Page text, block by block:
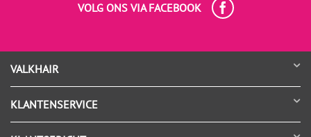
VOLG ONS VIA FACEBOOK
VALKHAIR
KLANTENSERVICE